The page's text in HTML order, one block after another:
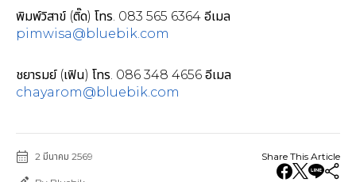
พิมพ์วิสาข์ (ติ๊ด) โทร. 083 565 6364 อีเมล
pimwisa@bluebik.com
ชยารมย์ (เฟิน) โทร. 086 348 4656 อีเมล
chayarom@bluebik.com
2 มีนาคม 2569 Share This Article